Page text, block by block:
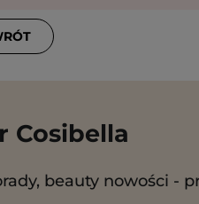
Cosibella
beauty nowości -